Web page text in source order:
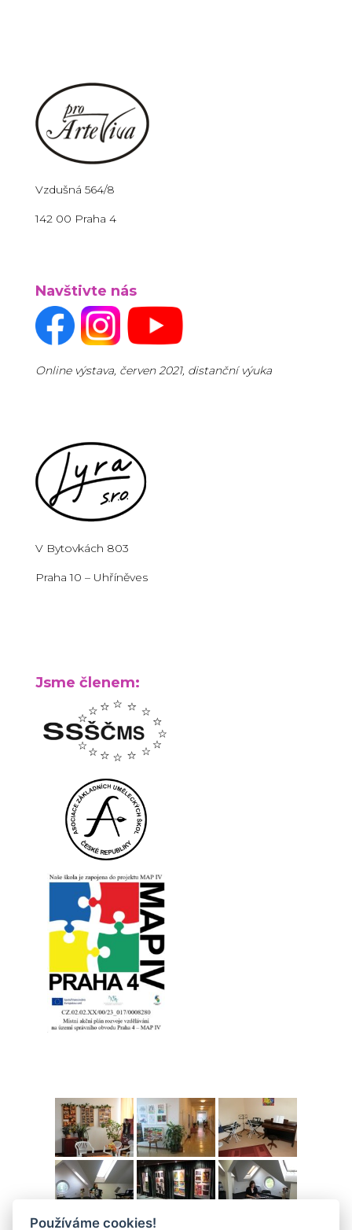
Vzdušná 564/8
142 00 Praha 4
Navštivte nás
Online výstava, červen 2021, distanční výuka
V Bytovkách 803
Praha 10 – Uhříněves
Jsme členem:
Používáme cookies!